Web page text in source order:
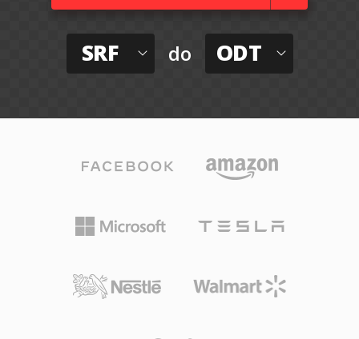
SRF do ODT